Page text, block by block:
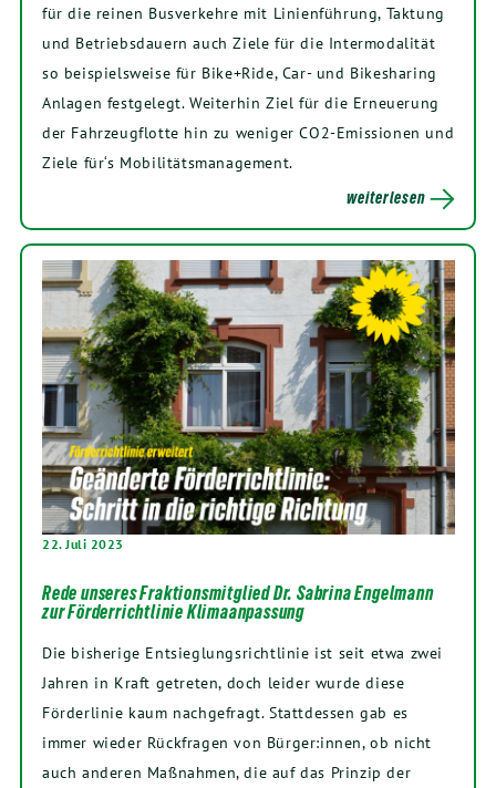
für die reinen Busverkehre mit Linienführung, Taktung
und Betriebsdauern auch Ziele für die Intermodalität
so beispielsweise für Bike+Ride, Car- und Bikesharing
Anlagen festgelegt. Weiterhin Ziel für die Erneuerung
der Fahrzeugflotte hin zu weniger CO2-Emissionen und
Ziele für‘s Mobilitätsmanagement.
weiterlesen
22. Juli 2023
Rede unseres Fraktionsmitglied Dr. Sabrina Engelmann
zur Förderrichtlinie Klimaanpassung
Die bisherige Entsieglungsrichtlinie ist seit etwa zwei
Jahren in Kraft getreten, doch leider wurde diese
Förderlinie kaum nachgefragt. Stattdessen gab es
immer wieder Rückfragen von Bürger:innen, ob nicht
auch anderen Maßnahmen, die auf das Prinzip der